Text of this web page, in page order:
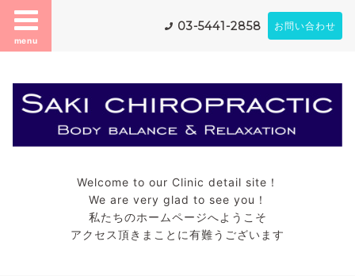
menu
03-5441-2858 お問い合わせ
Welcome to our Clinic detail site！
We are very glad to see you！
私たちのホームページへようこそ
アクセス頂きまことに有難うございます